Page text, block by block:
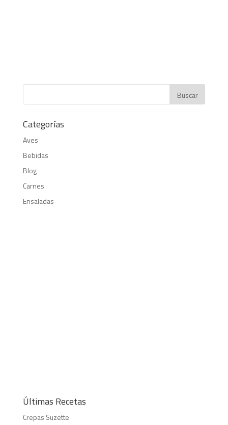
Categorías
Aves
Bebidas
Blog
Carnes
Ensaladas
Últimas Recetas
Crepas Suzette